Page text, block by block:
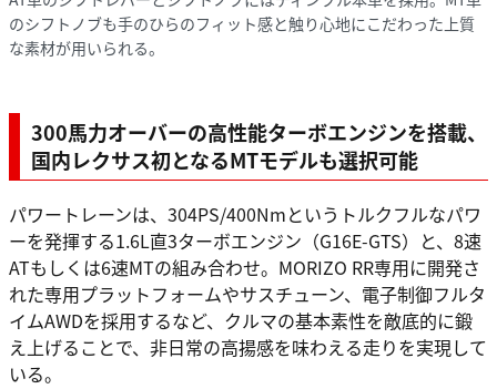
のシフトノブも手のひらのフィット感と触り心地にこだわった上質
な素材が用いられる。
300馬力オーバーの高性能ターボエンジンを搭載、
国内レクサス初となるMTモデルも選択可能
パワートレーンは、304PS/400Nmというトルクフルなパワ
ーを発揮する1.6L直3ターボエンジン（G16E-GTS）と、8速
ATもしくは6速MTの組み合わせ。MORIZO RR専用に開発さ
れた専用プラットフォームやサスチューン、電子制御フルタ
イムAWDを採用するなど、クルマの基本素性を敵底的に鍛
え上げることで、非日常の高揚感を味わえる走りを実現して
いる。